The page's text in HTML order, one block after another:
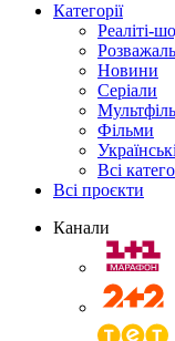
Категорії
Реаліті-
Новини
Серіали
Фільми
Всі
Всі проєкти
Канали